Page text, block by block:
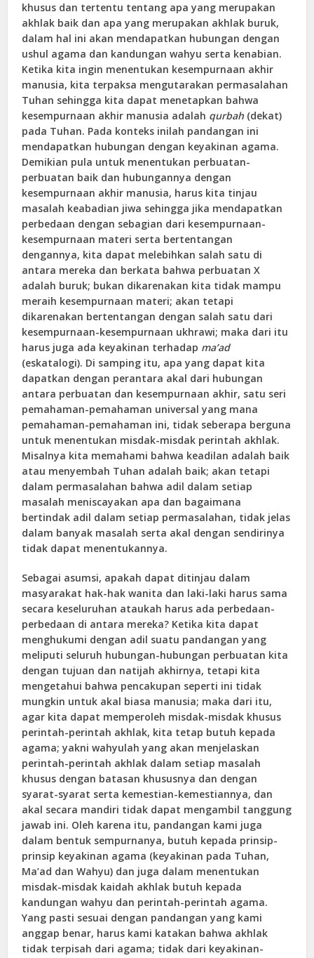
khusus dan tertentu tentang apa yang merupakan
akhlak baik dan apa yang merupakan akhlak buruk,
dalam hal ini akan mendapatkan hubungan dengan
ushul agama dan kandungan wahyu serta kenabian.
Ketika kita ingin menentukan kesempurnaan akhir
manusia, kita terpaksa mengutarakan permasalahan
Tuhan sehingga kita dapat menetapkan bahwa
kesempurnaan akhir manusia adalah qurbah (dekat)
pada Tuhan. Pada konteks inilah pandangan ini
mendapatkan hubungan dengan keyakinan agama.
Demikian pula untuk menentukan perbuatan-
perbuatan baik dan hubungannya dengan
kesempurnaan akhir manusia, harus kita tinjau
masalah keabadian jiwa sehingga jika mendapatkan
perbedaan dengan sebagian dari kesempurnaan-
kesempurnaan materi serta bertentangan
dengannya, kita dapat melebihkan salah satu di
antara mereka dan berkata bahwa perbuatan X
adalah buruk; bukan dikarenakan kita tidak mampu
meraih kesempurnaan materi; akan tetapi
dikarenakan bertentangan dengan salah satu dari
kesempurnaan-kesempurnaan ukhrawi; maka dari itu
harus juga ada keyakinan terhadap ma’ad
(eskatalogi). Di samping itu, apa yang dapat kita
dapatkan dengan perantara akal dari hubungan
antara perbuatan dan kesempurnaan akhir, satu seri
pemahaman-pemahaman universal yang mana
pemahaman-pemahaman ini, tidak seberapa berguna
untuk menentukan misdak-misdak perintah akhlak.
Misalnya kita memahami bahwa keadilan adalah baik
atau menyembah Tuhan adalah baik; akan tetapi
dalam permasalahan bahwa adil dalam setiap
masalah meniscayakan apa dan bagaimana
bertindak adil dalam setiap permasalahan, tidak jelas
dalam banyak masalah serta akal dengan sendirinya
tidak dapat menentukannya.
Sebagai asumsi, apakah dapat ditinjau dalam
masyarakat hak-hak wanita dan laki-laki harus sama
secara keseluruhan ataukah harus ada perbedaan-
perbedaan di antara mereka? Ketika kita dapat
menghukumi dengan adil suatu pandangan yang
meliputi seluruh hubungan-hubungan perbuatan kita
dengan tujuan dan natijah akhirnya, tetapi kita
mengetahui bahwa pencakupan seperti ini tidak
mungkin untuk akal biasa manusia; maka dari itu,
agar kita dapat memperoleh misdak-misdak khusus
perintah-perintah akhlak, kita tetap butuh kepada
agama; yakni wahyulah yang akan menjelaskan
perintah-perintah akhlak dalam setiap masalah
khusus dengan batasan khususnya dan dengan
syarat-syarat serta kemestian-kemestiannya, dan
akal secara mandiri tidak dapat mengambil tanggung
jawab ini. Oleh karena itu, pandangan kami juga
dalam bentuk sempurnanya, butuh kepada prinsip-
prinsip keyakinan agama (keyakinan pada Tuhan,
Ma’ad dan Wahyu) dan juga dalam menentukan
misdak-misdak kaidah akhlak butuh kepada
kandungan wahyu dan perintah-perintah agama.
Yang pasti sesuai dengan pandangan yang kami
anggap benar, harus kami katakan bahwa akhlak
tidak terpisah dari agama; tidak dari keyakinan-